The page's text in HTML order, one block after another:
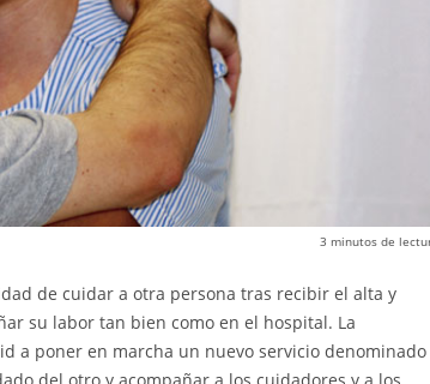
3 minutos de
de cuidar a otra persona tras recibir el alta y
su labor tan bien como en el hospital. La
a poner en marcha un nuevo servicio denominado